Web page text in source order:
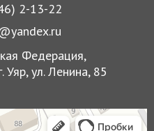
2-13-22
Федерация,
Уяр, ул. Ленина, 85